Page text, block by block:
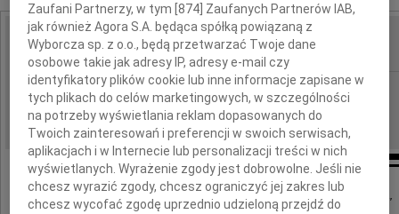
IMIĘ I NAZWISKO:
REGION: Poznań
DATA EMISJI: 15.11.2012
"Można odejść na zawsze, by stale być blisko"
Zaufani Partnerzy, w tym [874 ] Zaufanych Partnerów IAB,
jak również Agora S.A. będąca spółką powiązaną z
Wyborcza sp. z o.o., będą przetwarzać Twoje dane
osobowe takie jak adresy IP, adresy e-mail czy
identyfikatory plików cookie lub inne informacje zapisane w
tych plikach do celów marketingowych, w szczególności
na potrzeby wyświetlania reklam dopasowanych do
Twoich zainteresowań i preferencji w swoich serwisach,
aplikacjach i w Internecie lub personalizacji treści w nich
wyświetlanych. Wyrażenie zgody jest dobrowolne. Jeśli nie
chcesz wyrazić zgody, chcesz ograniczyć jej zakres lub
chcesz wycofać zgodę uprzednio udzieloną przejdź do